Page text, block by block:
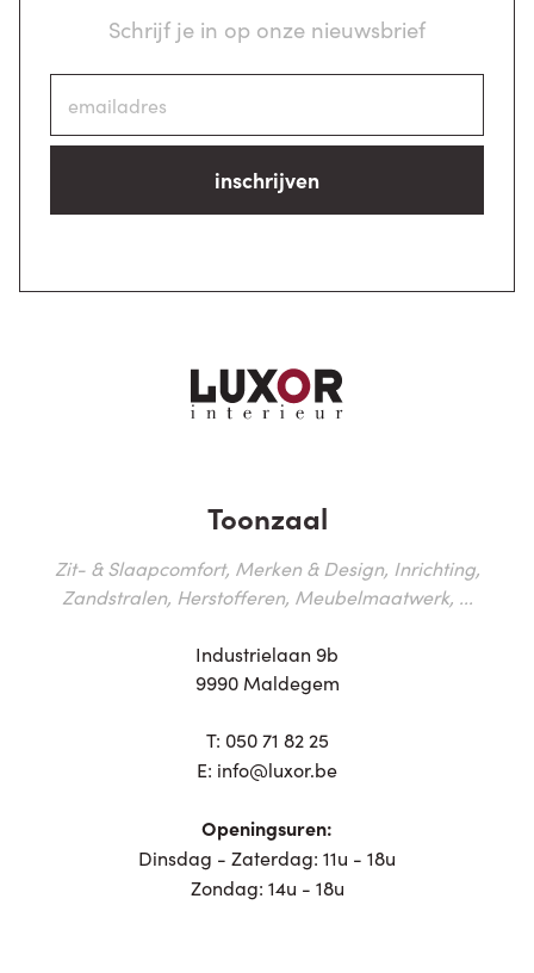
Schrijf je in op onze nieuwsbrief
inschrijven
Toonzaal
Zit- & Slaapcomfort, Merken & Design, Inrichting,
Zandstralen, Herstofferen, Meubelmaatwerk, ...
Industrielaan 9b
9990 Maldegem
T: 050 71 82 25
E: info@luxor.be
Openingsuren:
Dinsdag - Zaterdag: 11u - 18u
Zondag: 14u - 18u